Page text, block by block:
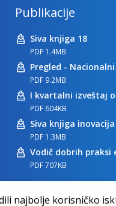
Publikacije
Siva knjiga 18
PDF 1.4MB
PDF 9.2MB
PDF 604KB
Siva knjiga inovacija
PDF 1.3MB
Vodič dobrih praksi
PDF 707KB
najbolje korisničko